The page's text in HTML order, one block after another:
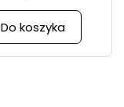
Do koszyka